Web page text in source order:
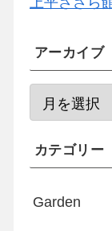
アーカイブ
カテゴリー
Garden